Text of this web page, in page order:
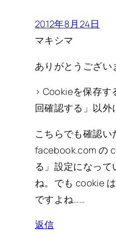
2012年8月24日
マキシマ
ありがとうござい
> Cookieを保存
回確認する」以外
こちらでも確認い
facebook.com の
る」設定になっ
ね。でも cookie
ですよね……
返信